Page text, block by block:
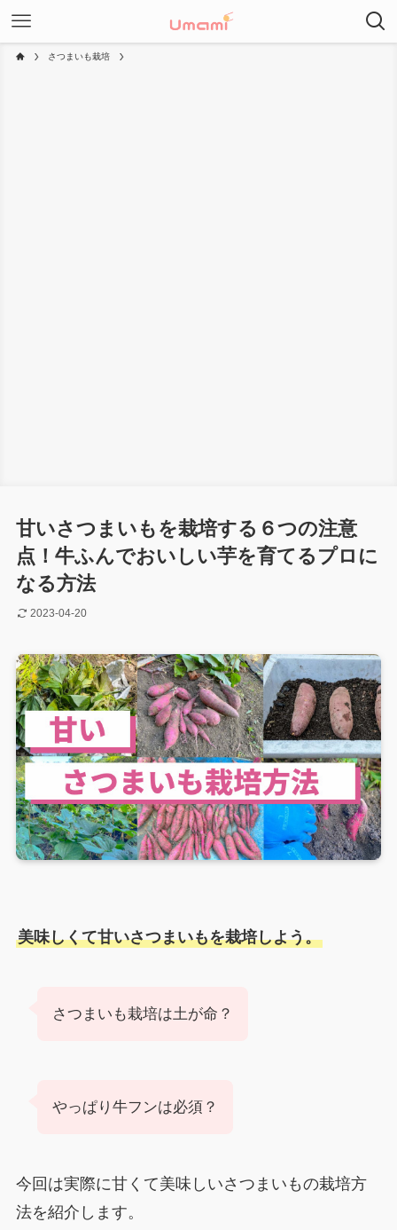
さつまいも栽培
甘いさつまいもを栽培する６つの注意
点！牛ふんでおいしい芋を育てるプロに
なる方法
2023-04-20
美味しくて甘いさつまいもを栽培しよう。
さつまいも栽培は土が命？
やっぱり牛フンは必須？
今回は実際に甘くて美味しいさつまいもの栽培方
法を紹介します。